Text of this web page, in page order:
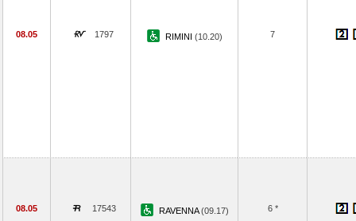
08.05 1797 RIMINI (10.20) 7
08.05 17543 RAVENNA(09.17) 6 *